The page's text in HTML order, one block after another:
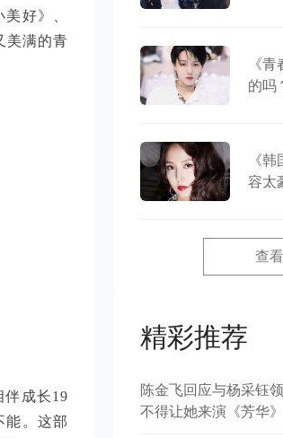
好》、
美满的青
伴成长19
能。这部
《
的吗
《
容太
查
精彩推荐
陈金飞回应与杨采钰
不得让她来演《芳华》